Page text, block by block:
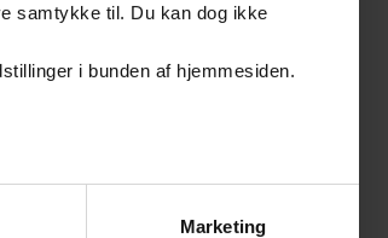
samtykke til. Du kan dog ikke
i bunden af hjemmesiden.
Marketing